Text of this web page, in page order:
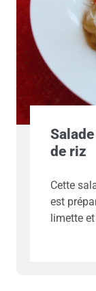
de riz
Cette
est
limette